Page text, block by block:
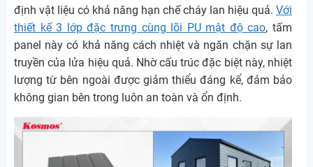
định vật liệu có khả năng hạn chế cháy lan hiệu quả. Với
thiết kế 3 lớp đặc trưng cùng lõi PU mật độ cao, tấm
panel này có khả năng cách nhiệt và ngăn chặn sự lan
truyền của lửa hiệu quả. Nhờ cấu trúc đặc biệt này, nhiệt
lượng từ bên ngoài được giảm thiểu đáng kể, đảm bảo
không gian bên trong luôn an toàn và ổn định.